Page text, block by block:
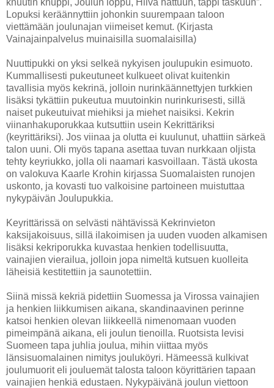
Lopuksi keräännyttiin johonkin suurempaan taloon
viettämään joulunajan viimeiset kemut. (Kirjasta
Vainajainpalvelus muinaisilla suomalaisilla)
Nuuttipukki on yksi selkeä nykyisen joulupukin esimuoto.
Kummallisesti pukeutuneet kulkueet olivat kuitenkin
tavallisia myös kekrinä, jolloin nurinkäännettyjen turkkien
lisäksi tykättiin pukeutua muutoinkin nurinkurisesti, sillä
naiset pukeutuivat miehiksi ja miehet naisiksi. Kekrin
viinanhakuporukkaa kutsuttiin usein Kekrittäriksi
(keyrittäriksi). Jos viinaa ja olutta ei kuulunut, uhattiin särkeä
talon uuni. Oli myös tapana asettaa tuvan nurkkaan oljista
tehty keyriukko, jolla oli naamari kasvoillaan. Tästä ukosta
on valokuva Kaarle Krohin kirjassa Suomalaisten runojen
uskonto, ja kovasti tuo valkoisine partoineen muistuttaa
nykypäivän Joulupukkia.
Keyrittärissä on selvästi nähtävissä Kekrinvieton
kaksijakoisuus, sillä ilakoimisen ja uuden vuoden alkamisen
lisäksi kekriporukka kuvastaa henkien todellisuutta,
vainajien vierailua, jolloin jopa nimeltä kutsuen kuolleita
läheisiä kestitettiin ja saunotettiin.
Siinä missä kekriä pidettiin Suomessa ja Virossa vainajien
ja henkien liikkumisen aikana, skandinaavinen perinne
katsoi henkien olevan liikkeellä nimenomaan vuoden
pimeimpänä aikana, eli joulun tienoilla. Ruotsista levisi
Suomeen tapa juhlia joulua, mihin viittaa myös
länsisuomalainen nimitys jouluköyri. Hämeessä kulkivat
joulumuorit eli jouluemät talosta taloon köyrittärien tapaan
vainajien henkiä edustaen. Nykypäivänä joulun viettoon